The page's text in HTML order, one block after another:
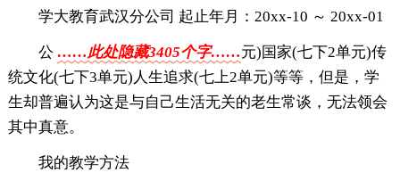
学大教育武汉分公司 起止年月：20xx-10 ～ 20xx-01
公 ……此处隐藏3405个字……元)国家(七下2单元)传
统文化(七下3单元)人生追求(七上2单元)等等，但是，学
生却普遍认为这是与自己生活无关的老生常谈，无法领会
其中真意。
我的教学方法